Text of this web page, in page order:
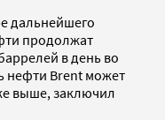
дальнейшего
продолжат
в день во
нефти Brent может
выше, заключил